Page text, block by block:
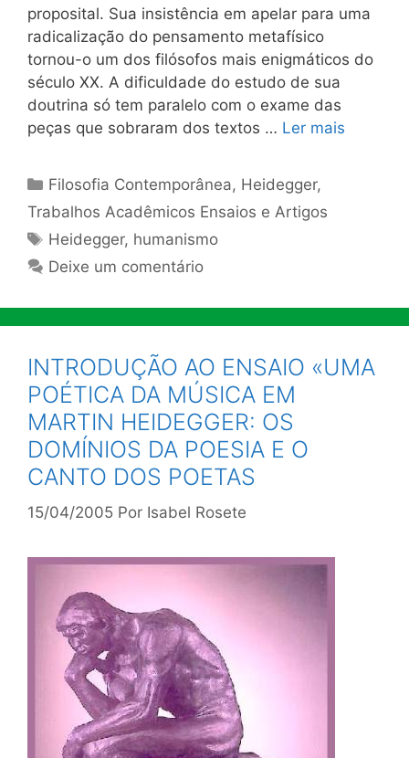
proposital. Sua insistência em apelar para uma
radicalização do pensamento metafísico
tornou-o um dos filósofos mais enigmáticos do
século XX. A dificuldade do estudo de sua
doutrina só tem paralelo com o exame das
peças que sobraram dos textos … Ler mais
Categorias
Filosofia Contemporânea, Heidegger,
Trabalhos Acadêmicos Ensaios e Artigos
Tags
Heidegger, humanismo
Deixe um comentário
INTRODUÇÃO AO ENSAIO «UMA
POÉTICA DA MÚSICA EM
MARTIN HEIDEGGER: OS
DOMÍNIOS DA POESIA E O
CANTO DOS POETAS
15/04/2005 Por Isabel Rosete